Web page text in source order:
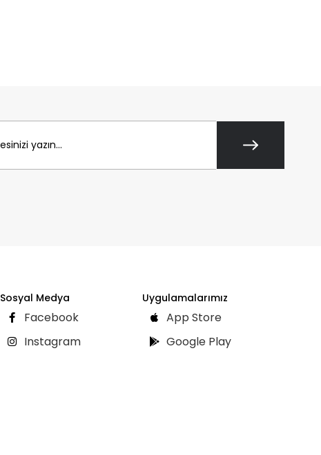
Sosyal Medya
Facebook
Instagram
Uygulamalarımız
App Store
Google Play